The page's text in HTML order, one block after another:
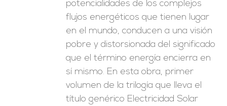
potencialidades de los complejos
flujos energéticos que tienen lugar
en el mundo, conducen a una visión
pobre y distorsionada del significado
que el término energía encierra en
sí mismo. En esta obra, primer
volumen de la trilogía que lleva el
título genérico Electricidad Solar